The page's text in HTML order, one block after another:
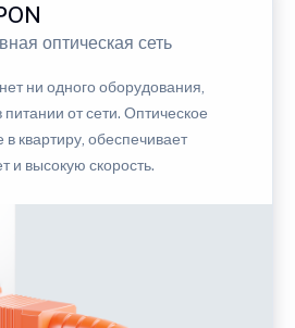
оптическая сеть
ни одного оборудования,
от сети. Оптическое
в квартиру, обеспечивает
и высокую скорость.